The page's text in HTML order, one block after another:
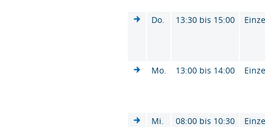
Do. 13:30 bis 15:00
Mo. 13:00 bis 14:00
Mi. 08:00 bis 10:30